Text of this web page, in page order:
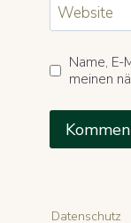
Website
Name,
meinen
Datenschutz